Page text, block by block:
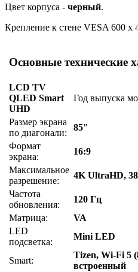
Цвет корпуса - черный.
Крепление к стене VESA 600 x
Основные технические
LCD TV
QLED Smart
UHD
Год выпуска
Размер экрана
по диагонали:
85"
Формат
экрана:
16:9
Максимальное
разрешение:
4K UltraHD,
Частота
обновления:
120 Гц
Матрица:
VA
LED
подсветка:
Mini LED
Smart:
Tizen, Wi-Fi 5
встроенный